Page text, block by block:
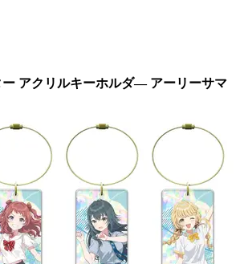
アクリルキーホルダ― アーリーサマ